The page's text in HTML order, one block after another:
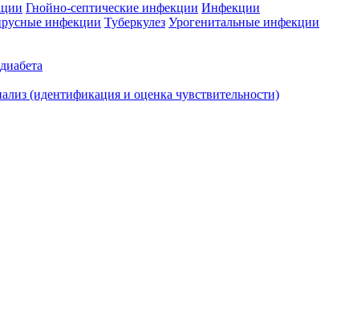
Гнойно-септические инфекции Инфекции
инфекции Туберкулез Урогенитальные инфекции
(идентификация и оценка чувствительности)